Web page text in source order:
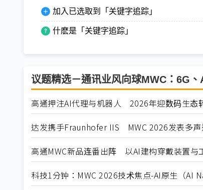
加入已选取到「关键字追踪」
什麽是「关键字追踪」
议题精选－通讯业风向球MWC：6G、
高通押注AI代理与机器人 2026年迎数码生态
达发携手Fraunhofer IIS MWC 2026发表多声
高通MWC新品连番出阵 以AI建构穿戴装置与
科技1分钟：MWC 2026技术焦点-AI原生（AI